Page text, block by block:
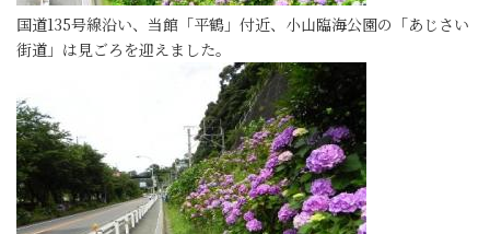
国道135号線沿い、当館「平鶴」付近、小山臨海公園の「あじさい
街道」は見ごろを迎えました。